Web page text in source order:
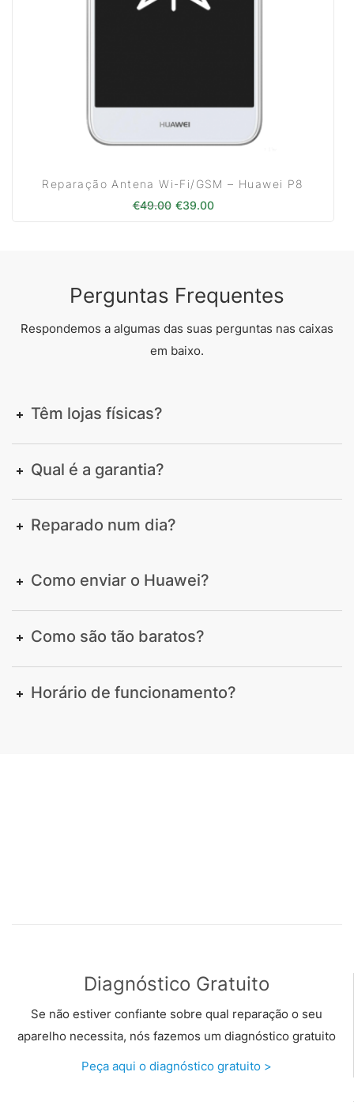
Reparação Antena Wi-Fi/GSM – Huawei P8
€49.00 O preço original era: €49.00.
€39.00O preço atual é:
Perguntas Frequentes
Respondemos a algumas das suas perguntas nas caixas
em baixo.
Têm lojas físicas?
Qual é a garantia?
Reparado num dia?
Como enviar o Huawei?
Como são tão baratos?
Horário de funcionamento?
Diagnóstico Gratuito
Se não estiver confiante sobre qual reparação o seu
aparelho necessita, nós fazemos um diagnóstico gratuito
Peça aqui o diagnóstico gratuito >